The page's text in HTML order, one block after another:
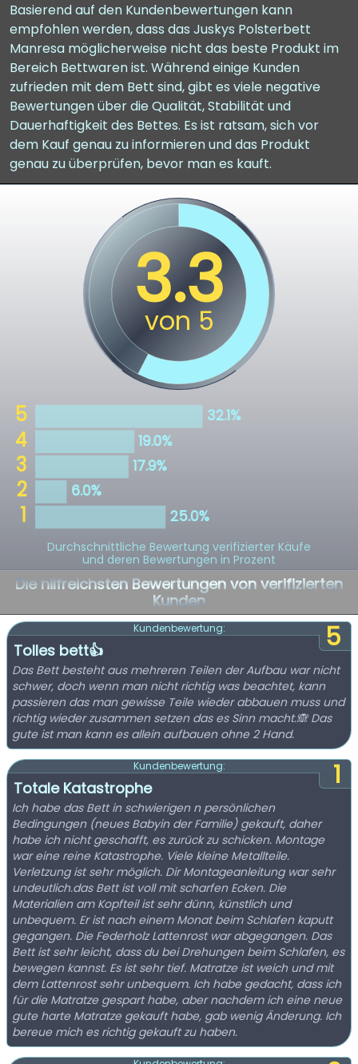
Basierend auf den Kundenbewertungen kann
empfohlen werden, dass das Juskys Polsterbett
Manresa möglicherweise nicht das beste Produkt im
Bereich Bettwaren ist. Während einige Kunden
zufrieden mit dem Bett sind, gibt es viele negative
Bewertungen über die Qualität, Stabilität und
Dauerhaftigkeit des Bettes. Es ist ratsam, sich vor
dem Kauf genau zu informieren und das Produkt
genau zu überprüfen, bevor man es kauft.
Durchschnittliche Bewertung verifizierter Käufe
und deren Bewertungen in Prozent
Die hilfreichsten Bewertungen von verifizierten
Kunden
5
Kundenbewertung:
Tolles bett👍
Das Bett besteht aus mehreren Teilen der Aufbau war nicht
schwer, doch wenn man nicht richtig was beachtet, kann
passieren das man gewisse Teile wieder abbauen muss und
richtig wieder zusammen setzen das es Sinn macht.🙈 Das
gute ist man kann es allein aufbauen ohne 2 Hand.
1
Kundenbewertung:
Totale Katastrophe
Ich habe das Bett in schwierigen n persönlichen
Bedingungen (neues Babyin der Familie) gekauft, daher
habe ich nicht geschafft, es zurück zu schicken. Montage
war eine reine Katastrophe. Viele kleine Metallteile.
Verletzung ist sehr möglich. Dir Montageanleitung war sehr
undeutlich.das Bett ist voll mit scharfen Ecken. Die
Materialien am Kopfteil ist sehr dünn, künstlich und
unbequem. Er ist nach einem Monat beim Schlafen kaputt
gegangen. Die Federholz Lattenrost war abgegangen. Das
Bett ist sehr leicht, dass du bei Drehungen beim Schlafen, es
bewegen kannst. Es ist sehr tief. Matratze ist weich und mit
dem Lattenrost sehr unbequem. Ich habe gedacht, dass ich
für die Matratze gespart habe, aber nachdem ich eine neue
gute harte Matratze gekauft habe, gab wenig Änderung. Ich
bereue mich es richtig gekauft zu haben.